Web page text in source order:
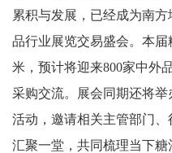
累积与发展，已经成为南
品行业展览交易盛会。本届
米，预计将迎来800家中外
采购交流。展会同期还将
活动，邀请相关主管部门
汇聚一堂，共同梳理当下